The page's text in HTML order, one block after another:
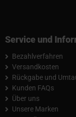
Service und
Bezahlverfahren
Versandkosten
Rückgabe und
Kunden FAQs
Über uns
Unsere Marken